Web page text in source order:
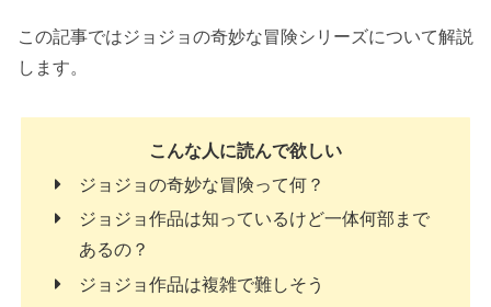
この記事ではジョジョの奇妙な冒険シリーズについて解説
します。
こんな人に読んで欲しい
ジョジョの奇妙な冒険って何？
ジョジョ作品は知っているけど一体何部まで
あるの？
ジョジョ作品は複雑で難しそう